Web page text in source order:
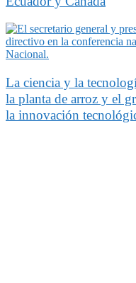
La ciencia y la
la planta de arroz y el
la innovación